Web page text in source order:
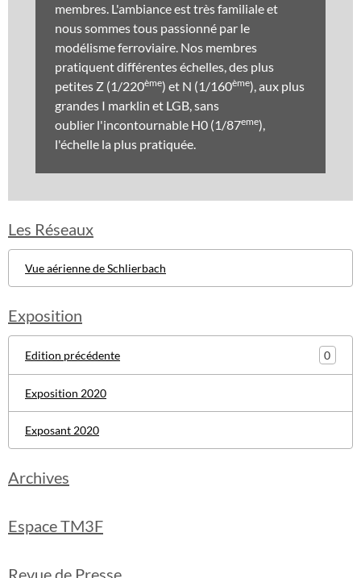
membres. L'ambiance est très familiale et
nous sommes tous passionné par le
modélisme ferroviaire. Nos membres
pratiquent différentes échelles, des plus
petites Z (1/220ème) et N (1/160ème), aux plus
grandes I marklin et LGB, sans
oublier l'incontournable H0 (1/87eme),
l'échelle la plus pratiquée.
Les Réseaux
Vue aérienne de Schlierbach
Exposition
Edition précédente 0
Exposition 2020
Exposant 2020
Archives
Espace TM3F